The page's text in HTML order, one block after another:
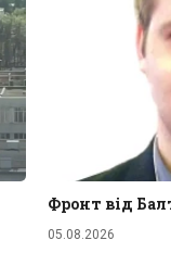
Фронт від
05.08.2026